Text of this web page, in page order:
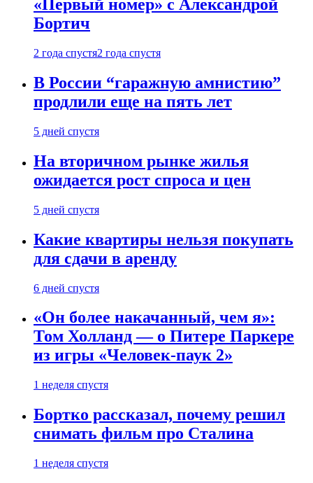
«Первый номер» с Александрой
Бортич
2 года спустя2 года спустя
В России “гаражную амнистию”
продлили еще на пять лет
5 дней спустя
На вторичном рынке жилья
ожидается рост спроса и цен
5 дней спустя
Какие квартиры нельзя покупать
для сдачи в аренду
6 дней спустя
«Он более накачанный, чем я»:
Том Холланд — о Питере Паркере
из игры «Человек-паук 2»
1 неделя спустя
Бортко рассказал, почему решил
снимать фильм про Сталина
1 неделя спустя